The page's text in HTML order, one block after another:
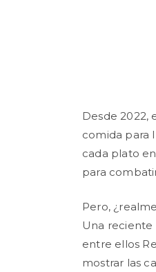
Desde 2022,
comida para
cada plato
para
Pero,
Una reciente
entre ellos
mostrar las